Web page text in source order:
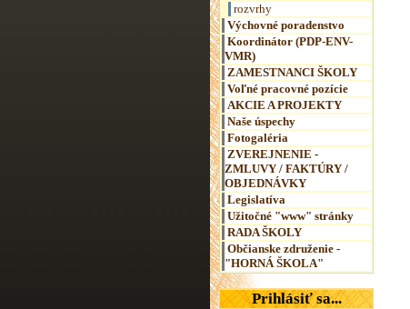
rozvrhy
Výchovné poradenstvo
Koordinátor (PDP-ENV-
VMR)
ZAMESTNANCI ŠKOLY
Voľné pracovné pozície
AKCIE A PROJEKTY
Naše úspechy
Fotogaléria
ZVEREJNENIE -
ZMLUVY / FAKTÚRY /
OBJEDNÁVKY
Legislatíva
Užitočné "www" stránky
RADA ŠKOLY
Občianske združenie -
"HORNÁ ŠKOLA"
Prihlásiť sa...